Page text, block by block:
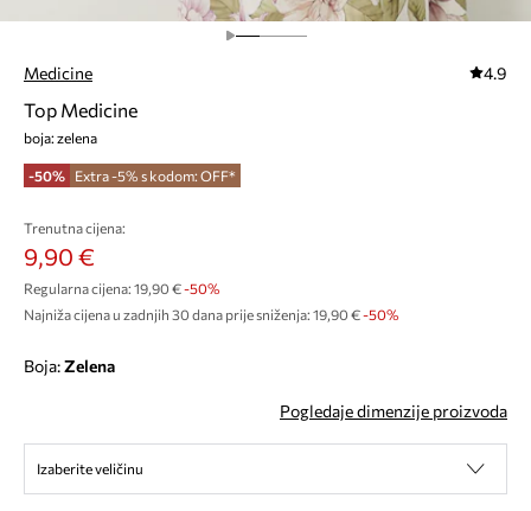
Medicine 4.9
Top Medicine
boja: zelena
-50% Extra -5% s kodom: OFF*
Trenutna cijena:
9,90 €
Regularna cijena: 19,90 €-50%
Najniža cijena u zadnjih 30 dana prije sniženja: 19,90 € -50%
Boja: zelena
Pogledaje dimenzije proizvoda
Izaberite veličinu